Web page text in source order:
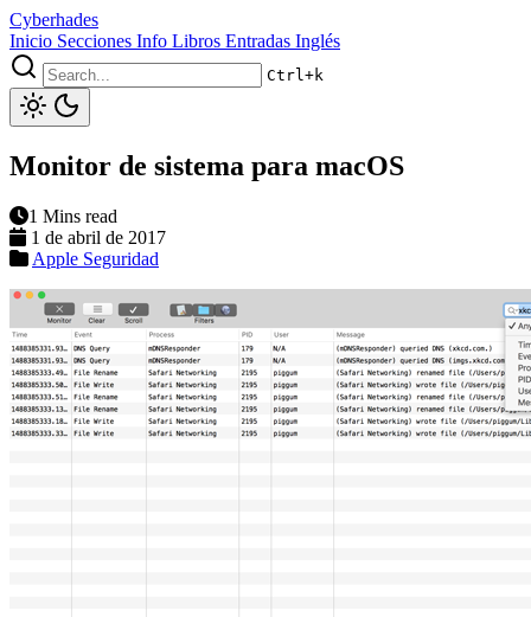
Cyberhades
Inicio Secciones Info Libros Entradas Inglés
Ctrl+k
Monitor de sistema para macOS
1 Mins read
1 de abril de 2017
Apple Seguridad